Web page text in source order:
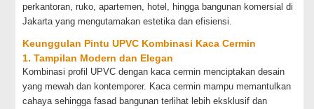
perkantoran, ruko, apartemen, hotel, hingga bangunan komersial di
Jakarta yang mengutamakan estetika dan efisiensi.
Keunggulan Pintu UPVC Kombinasi Kaca Cermin
1. Tampilan Modern dan Elegan
Kombinasi profil UPVC dengan kaca cermin menciptakan desain
yang mewah dan kontemporer. Kaca cermin mampu memantulkan
cahaya sehingga fasad bangunan terlihat lebih eksklusif dan